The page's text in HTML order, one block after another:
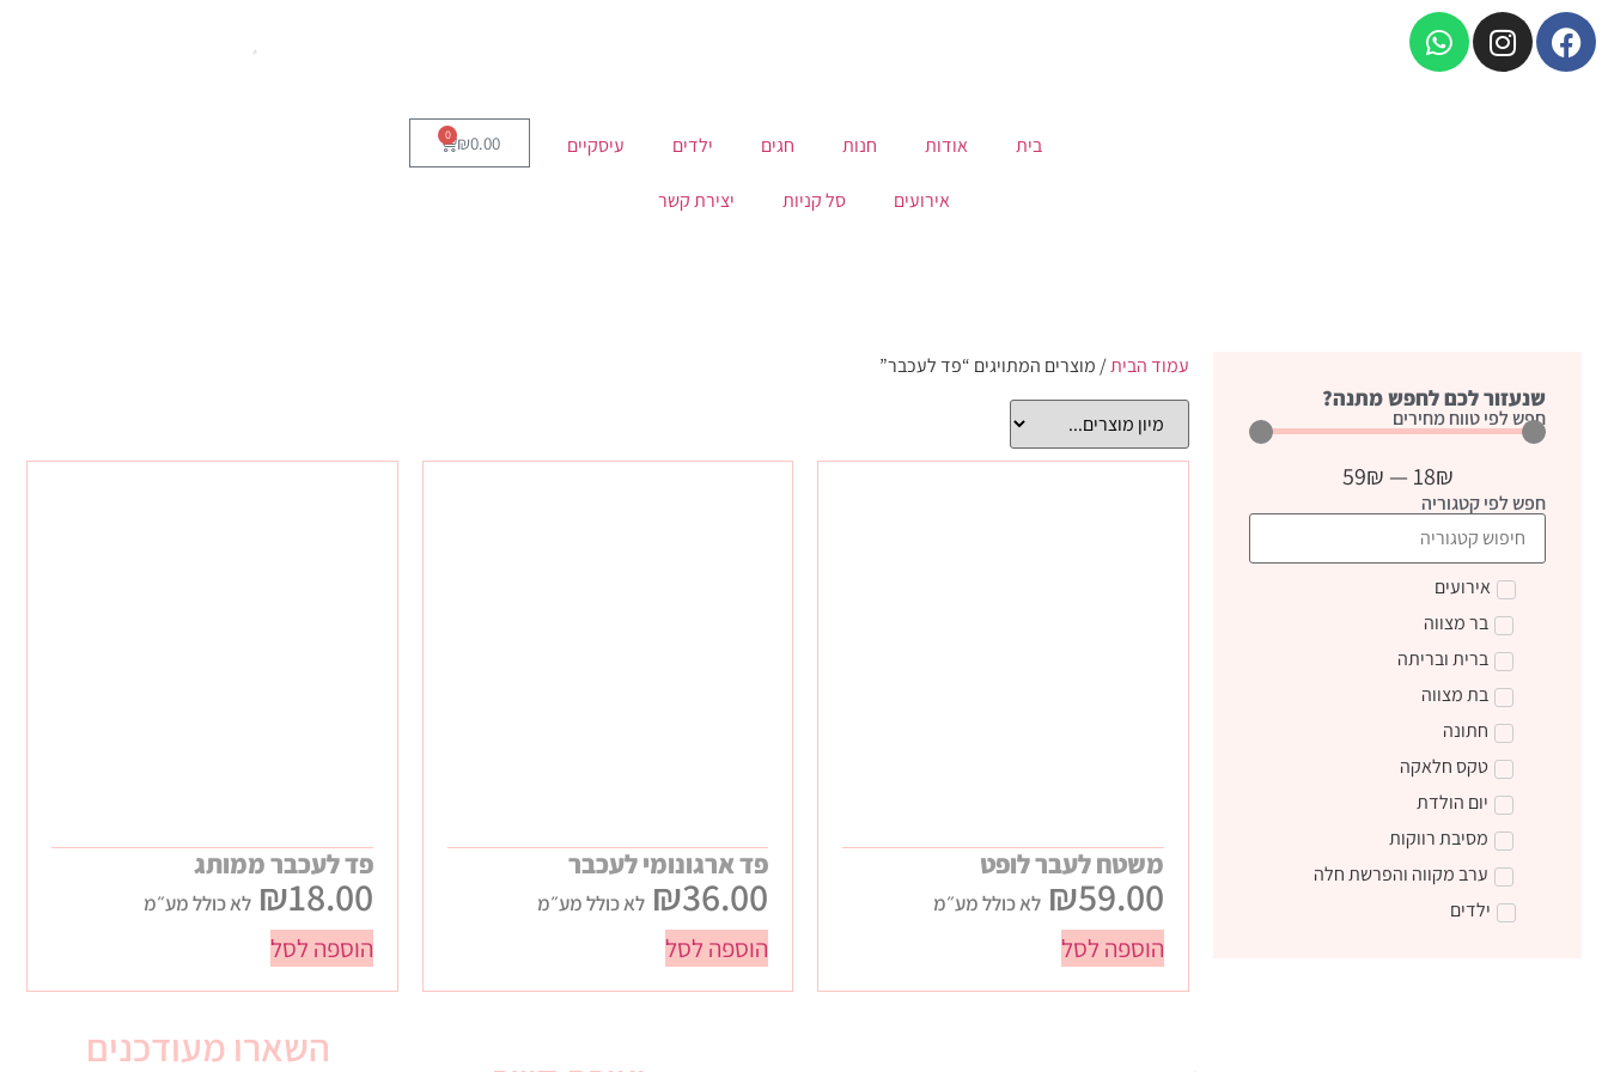
בית אודות חנות חגים ילדים עיסקיים
אירועים סל קניות יצירת קשר
₪0.00
0
שנעזור לכם לחפש מתנה?
חפש לפי טווח מחירים
18₪
—
59₪
חפש לפי קטגוריה
אירועים
בר מצווה
ברית ובריתה
בת מצווה
חתונה
טקס חלאקה
יום הולדת
מסיבת רווקות
ערב מקווה והפרשת חלה
ילדים
עמוד הבית/ מוצרים המתויגים “פד לעכבר”
משטח לעבר לופט
₪59.00 לא כולל מע״מ
הוספה לסל
פד ארגונומי לעכבר
₪36.00 לא כולל מע״מ
הוספה לסל
פד לעכבר ממותג
₪18.00 לא כולל מע״מ
הוספה לסל
השארו מעודכנים